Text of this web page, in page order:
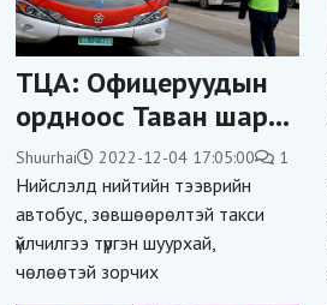
ТЦА: Офицеруудын
ордноос Таван шар
хүртэлх замын
нэгдүгээр эгнээгээр
зөвшөөрсөн
автомашинууд л
зорчино
Shuurhai 2022-12-04 17:05:00 1
Нийслэлд нийтийн тээврийн
автобус, зөвшөөрөлтэй такси
үйлчилгээ түргэн шуурхай,
чөлөөтэй зорчих